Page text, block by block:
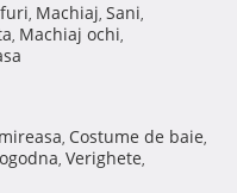
, Machiaj, Sani,
, Machiaj ochi,
, Costume de baie,
, Verighete,